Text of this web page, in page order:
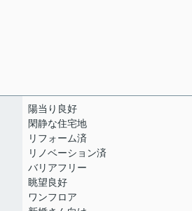
陽当り良好
閑静な住宅地
リフォーム済
リノベーション済
バリアフリー
眺望良好
ワンフロア